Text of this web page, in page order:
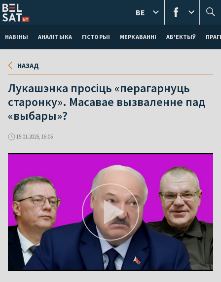
НАВІНЫ АНАЛІТЫКА ГІСТОРЫІ МЕРКАВАННI АБ'ЕКТЫЎ
BE
НАЗАД
Лукашэнка просіць «перагарнуць
старонку». Масавае вызваленне пад
«выбары»?
15.01.2025, 16:05